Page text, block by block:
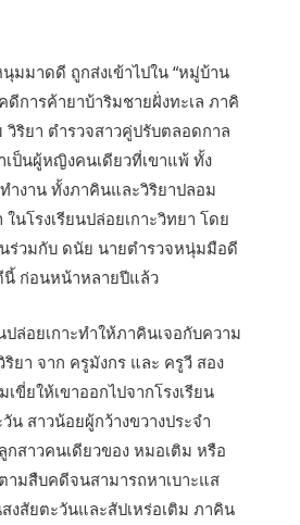
มมาดดี ถูกส่งเข้าไปใน “หมู่บ้าน
ดีการค้ายาบ้าริมชายฝั่งทะเล ภาคิ
วิริยา ตำรวจสาวคู่ปรับตลอดกาล
เป็นผู้หญิงคนเดียวที่เขาแพ้ ทั้ง
ทำงาน ทั้งภาคินและวิริยาปลอม
นโรงเรียนปล่อยเกาะวิทยา โดย
ร่วมกับ ดนัย นายตำรวจหนุ่มมือดี
นี้ ก่อนหน้าหลายปีแล้ว
ล่อยเกาะทำให้ภาคินเจอกับความ
ยา จาก ครูมังกร และ ครูวี สอง
ขี่ยให้เขาออกไปจากโรงเรียน
สาวน้อยผู้กว้างขวางประจำ
กสาวคนเดียวของ หมอเติม หรือ
ามสืบคดีจนสามารถหาเบาะแส
งสัยตะวันและสัปเหร่อเติม ภาคิน